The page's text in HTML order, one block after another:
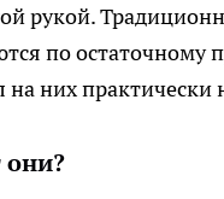
рукой.
по остаточному
на них практически
они?